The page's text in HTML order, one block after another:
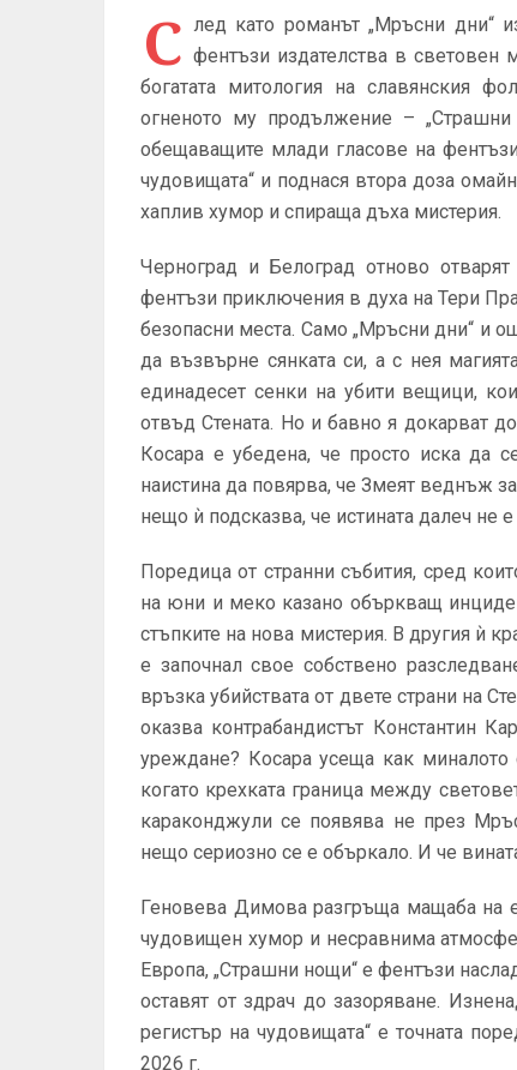
С лед като романът „Мръсни дни“
фентъзи издателства в световен
богатата митология на славянския
огненото му продължение – „Страшни
обещаващите млади гласове на
чудовищата“ и поднася втора доза
хаплив хумор и спираща дъха мистерия.
Черноград и Белоград отново
фентъзи приключения в духа на Тери
безопасни места. Само „Мръсни дни“ и
да възвърне сянката си, a с нея
единадесет сенки на убити вещици,
отвъд Стената. Но и бавно я докарват
Косара е убедена, че просто иска да
наистина да повярва, че Змеят веднъж
нещо ѝ подсказва, че истината далеч не
Поредица от странни събития, сред
на юни и меко казано объркващ
стъпките на нова мистерия. В другия ѝ
е започнал свое собствено
връзка убийствата от двете страни на
оказва контрабандистът Константин
уреждане? Косара усеща как
когато крехката граница между
караконджули се появява не през
нещо сериозно се е объркало. И че
Геновева Димова разгръща мащаба на
чудовищен хумор и несравнима
Европа, „Страшни нощи“ е фентъзи
оставят от здрач до зазоряване.
регистър на чудовищата“ е точната
2026 г.